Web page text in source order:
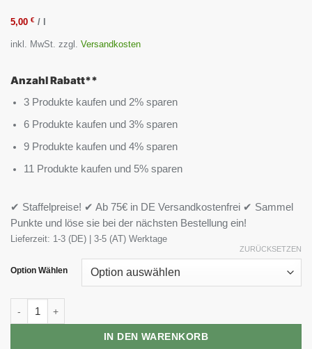
5,00 € /
inkl. MwSt. zzgl. Versandkosten
Anzahl Rabatt**
3 Produkte kaufen und 2% sparen
6 Produkte kaufen und 3% sparen
9 Produkte kaufen und 4% sparen
11 Produkte kaufen und 5% sparen
✔ Staffelpreise! ✔ Ab 75€ in DE Versandkostenfrei ✔ Sammel
Punkte und löse sie bei der nächsten Bestellung ein!
Lieferzeit: 1-3 (DE) | 3-5 (AT) Werktage
Option Wählen
ZURÜCKSETZEN
IN DEN WARENKORB